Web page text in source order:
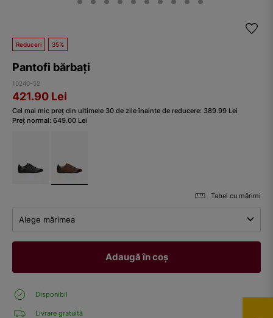
Reduceri 35%
Pantofi bărbați
10240-52
421.90 Lei
Cel mai mic preț din ultimele 30 de zile înainte de reducere: 389.99 Lei
Preț normal: 649.00 Lei
Tabel cu mărimi
Alege mărimea
Adaugă în coș
Disponibil
Livrare gratuită